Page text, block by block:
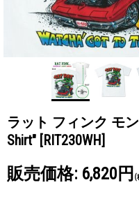
ラット フィンク モ
Shirt" [RIT230WH]
販売価格: 6,820円 (